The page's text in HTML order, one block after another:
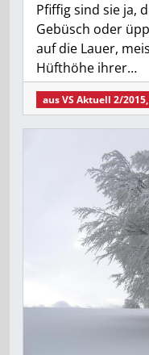
Pfiffig sind sie ja,
Gebüsch oder
auf die Lauer,
Hüfthöhe ihrer…
ausVS Aktuell 2/2015